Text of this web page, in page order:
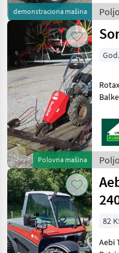
demonstraciona mašina
Polovna mašina
Rotax
82
Aebi TT